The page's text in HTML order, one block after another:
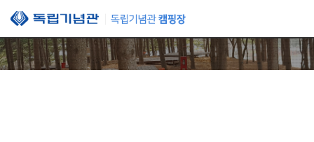
본문 바로가기